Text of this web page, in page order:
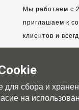
Мы работаем с
приглашаем к
клиентов и
Для нас дорог
для сбора и
на